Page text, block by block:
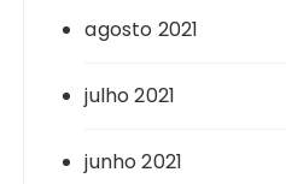
agosto 2021
julho 2021
junho 2021